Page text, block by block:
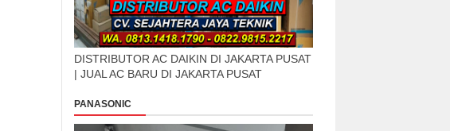
DISTRIBUTOR AC DAIKIN DI JAKARTA PUSAT
| JUAL AC BARU DI JAKARTA PUSAT
PANASONIC